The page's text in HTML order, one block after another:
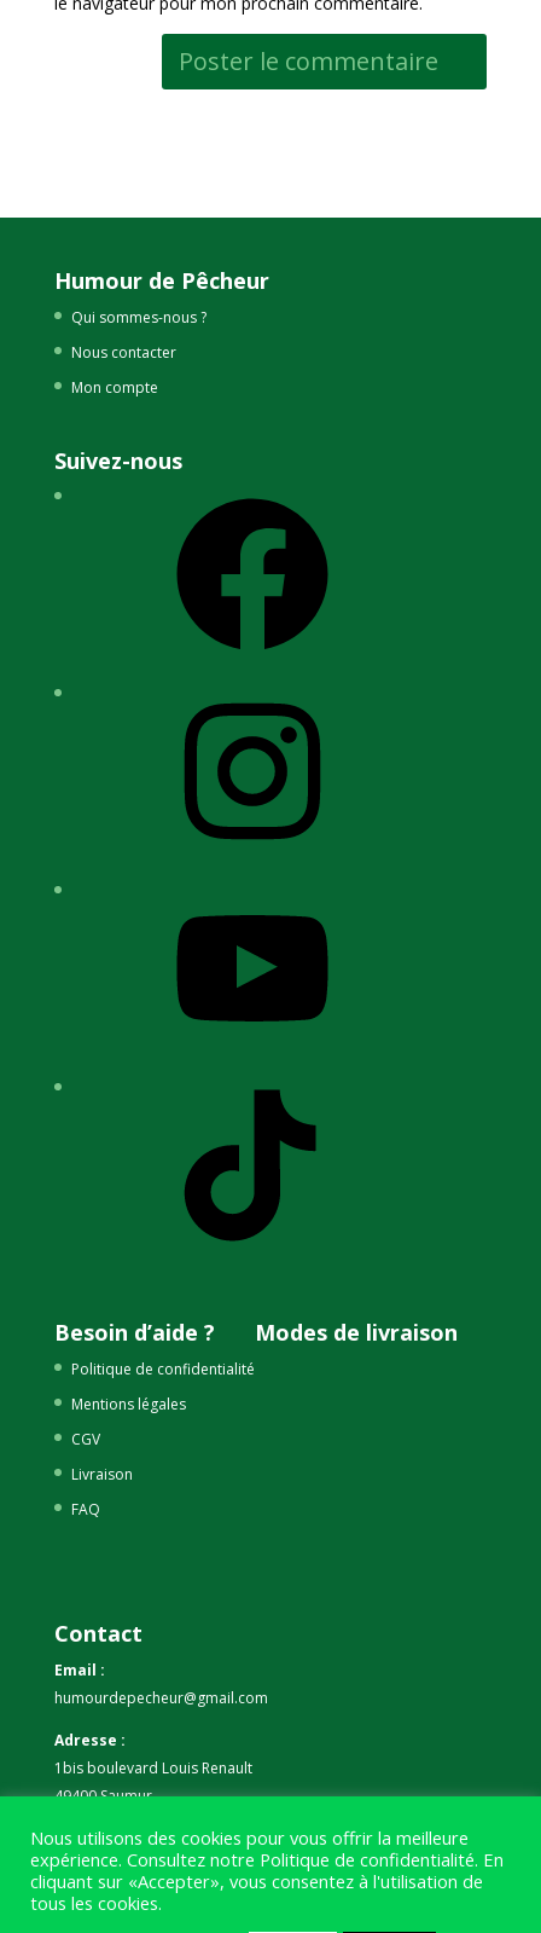
Humour de Pêcheur
Qui sommes-nous ?
Nous contacter
Mon compte
Suivez-nous
Besoin d’aide ?
Politique de confidentialité
Mentions légales
CGV
Livraison
FAQ
Modes de livraison
Contact
Email :
humourdepecheur@gmail.com
Adresse :
1bis boulevard Louis Renault
49400 Saumur
Téléphone :
07 59 61 06 63
Nous utilisons des cookies pour vous offrir la meilleure
expérience. Consultez notre Politique de confidentialité. En
cliquant sur «Accepter», vous consentez à l'utilisation de
tous les cookies.